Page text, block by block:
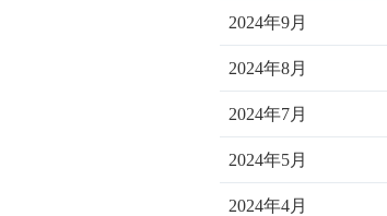
2024年9月
2024年8月
2024年7月
2024年5月
2024年4月